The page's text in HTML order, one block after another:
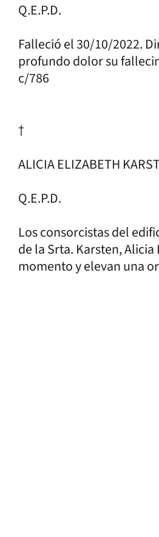
Q.E.P.D.
Falleció el 30/10/2022.
profundo dolor su
c/786
†
ALICIA ELIZABETH
Q.E.P.D.
Los consorcistas del
de la Srta. Karsten,
momento y elevan una